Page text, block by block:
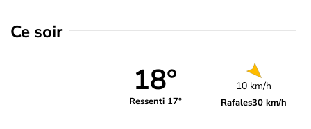
Ce soir
18°
Ressenti 17°
10 km/h
Rafales30 km/h